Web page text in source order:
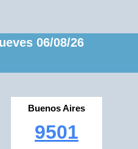
06/08/26
Buenos Aires
9501